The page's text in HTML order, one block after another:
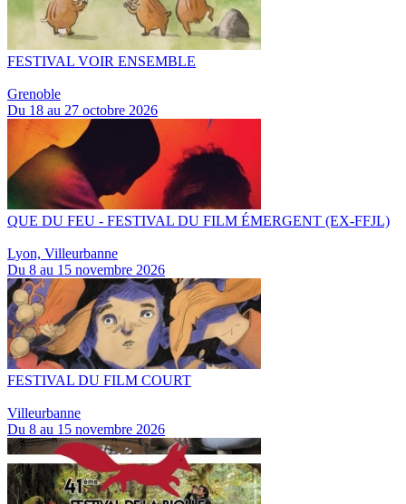
FESTIVAL VOIR ENSEMBLE
Grenoble
Du 18 au 27 octobre 2026
QUE DU FEU - FESTIVAL DU FILM ÉMERGENT (EX-FFJL)
Lyon, Villeurbanne
Du 8 au 15 novembre 2026
FESTIVAL DU FILM COURT
Villeurbanne
Du 8 au 15 novembre 2026